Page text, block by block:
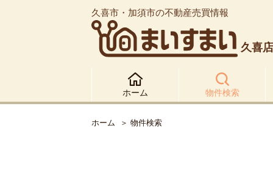
久喜市・加須市の不動産売買情報
久喜店
ホーム 物件検索
ホーム 物件検索